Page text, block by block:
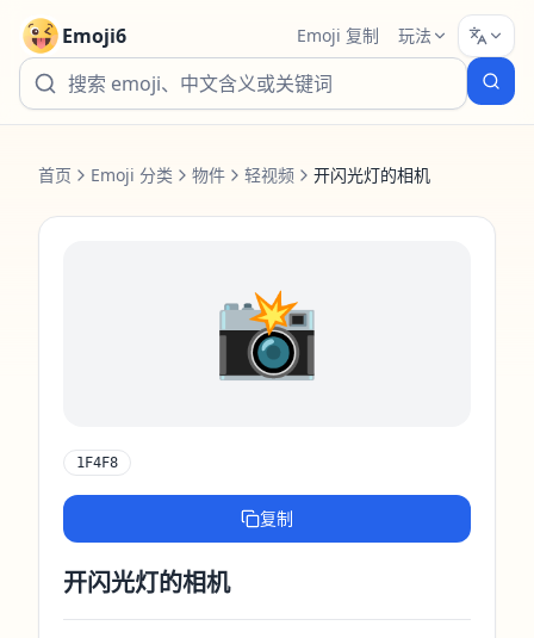
Emoji6 Emoji 复制 玩法
首页 Emoji 分类 物件 轻视频 开闪光灯的相机
📸
1F4F8
复制
开闪光灯的相机